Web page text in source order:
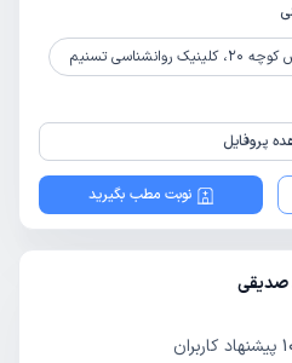
تسنیم
پروفایل
نوبت مطب بگیرید
صدیقی
پیشنهاد کاربران